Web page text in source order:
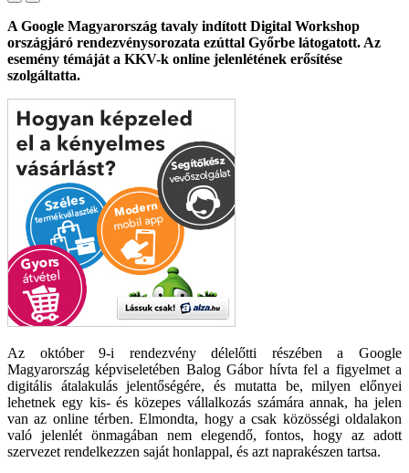
A Google Magyarország tavaly indított Digital Workshop
országjáró rendezvénysorozata ezúttal Győrbe látogatott. Az
esemény témáját a KKV-k online jelenlétének erősítése
szolgáltatta.
Az október 9-i rendezvény délelőtti részében a Google
Magyarország képviseletében Balog Gábor hívta fel a figyelmet a
digitális átalakulás jelentőségére, és mutatta be, milyen előnyei
lehetnek egy kis- és közepes vállalkozás számára annak, ha jelen
van az online térben. Elmondta, hogy a csak közösségi oldalakon
való jelenlét önmagában nem elegendő, fontos, hogy az adott
szervezet rendelkezzen saját honlappal, és azt naprakészen tartsa.